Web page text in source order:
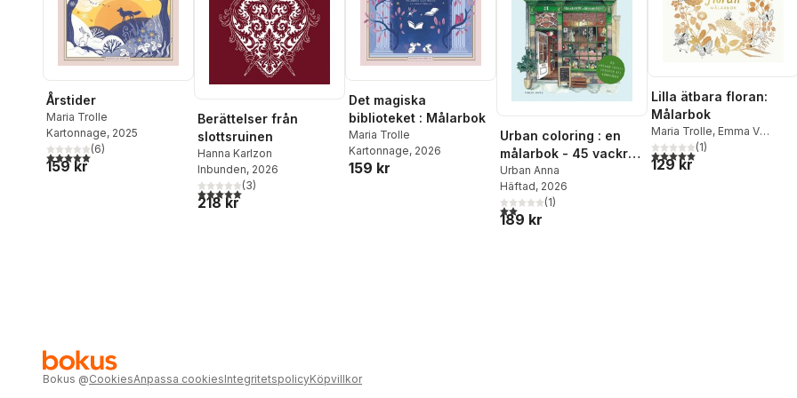
Årstider
Maria Trolle
Kartonnage, 2025
5,0utav 5 stjärnor. Totalt antal röster:
(6)
159 kr
Berättelser från
slottsruinen
Hanna Karlzon
Inbunden, 2026
5,0utav 5 stjärnor. Totalt antal röster:
(3)
218 kr
Det magiska
biblioteket : Målarbok
Maria Trolle
Kartonnage, 2026
159 kr
Urban coloring : en
målarbok - 45 vackra
skyltfönster att
färglägga
Urban Anna
Häftad, 2026
2,0utav 5 stjärnor. Totalt antal röster:
(1)
189 kr
Lilla ätbara floran:
Målarbok
Maria Trolle, Emma V
Larsson
5,0utav 5 stjärnor. Totalt
(1)
129 kr
Bokus @CookiesAnpassa cookiesIntegritetspolicyKöpvillkor